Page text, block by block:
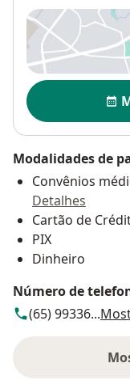
Disponibilidade
Modalidades de
Convênios
Detalhes
Cartão de
PIX
Dinheiro
Número de
(65) 99336...